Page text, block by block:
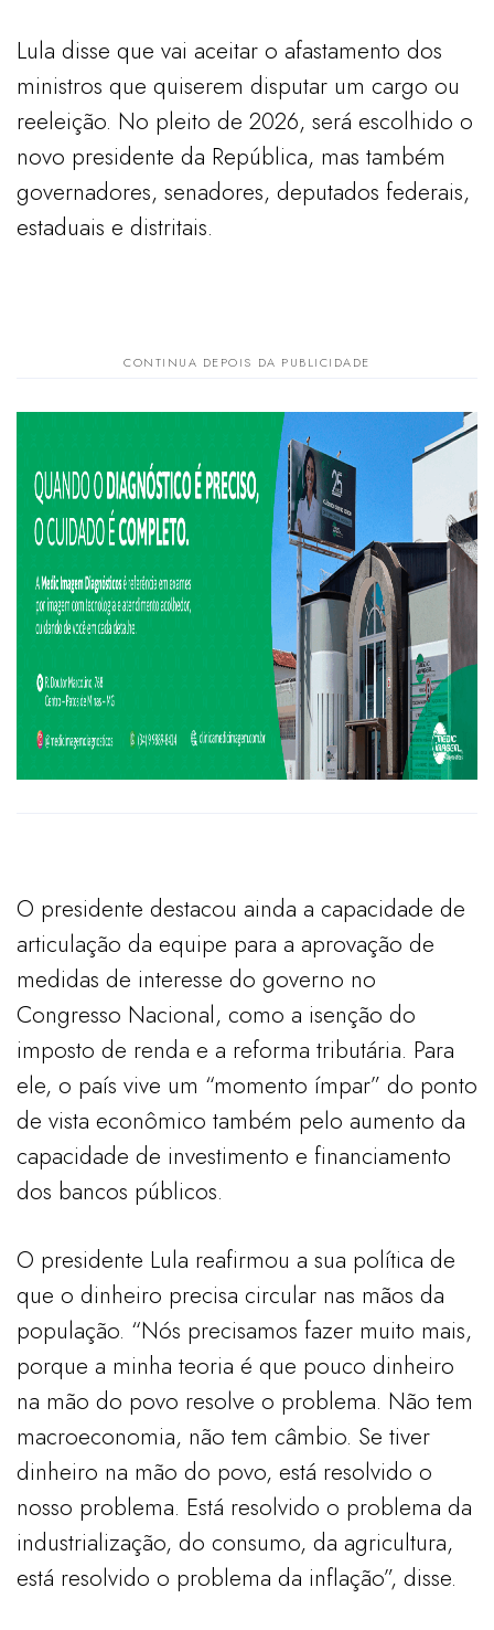
Lula disse que vai aceitar o afastamento dos
ministros que quiserem disputar um cargo ou
reeleição. No pleito de 2026, será escolhido o
novo presidente da República, mas também
governadores, senadores, deputados federais,
estaduais e distritais.
O presidente destacou ainda a capacidade de
articulação da equipe para a aprovação de
medidas de interesse do governo no
Congresso Nacional, como a isenção do
imposto de renda e a reforma tributária. Para
ele, o país vive um “momento ímpar” do ponto
de vista econômico também pelo aumento da
capacidade de investimento e financiamento
dos bancos públicos.
O presidente Lula reafirmou a sua política de
que o dinheiro precisa circular nas mãos da
população. “Nós precisamos fazer muito mais,
porque a minha teoria é que pouco dinheiro
na mão do povo resolve o problema. Não tem
macroeconomia, não tem câmbio. Se tiver
dinheiro na mão do povo, está resolvido o
nosso problema. Está resolvido o problema da
industrialização, do consumo, da agricultura,
está resolvido o problema da inflação”, disse.